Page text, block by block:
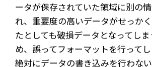
ータが保存されていた領域に別の
れ、重要度の高いデータがせっか
たとしても破損データとなってし
め、誤ってフォーマットを行ってし
絶対にデータの書き込みを行わな